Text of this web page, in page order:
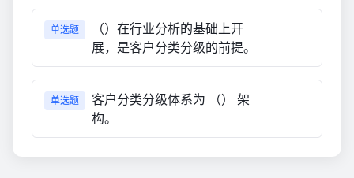
单选题
（）在行业分析的基础上开
展，是客户分类分级的前提。
单选题
客户分类分级体系为 （） 架
构。